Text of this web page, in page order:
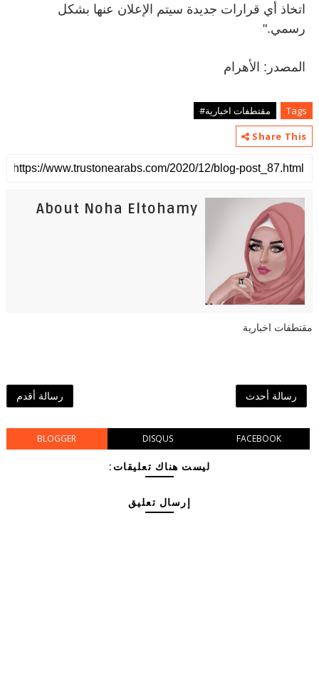
اتخاذ أي قرارات جديدة سيتم الإعلان عنها بشكل
رسمي".
المصدر: الأهرام
Tags
مقتطفات اخبارية#
Share This
About Noha Eltohamy
مقتطفات اخبارية
رسالة أحدث رسالة أقدم
BLOGGER DISQUS FACEBOOK
ليست هناك تعليقات:
إرسال تعليق